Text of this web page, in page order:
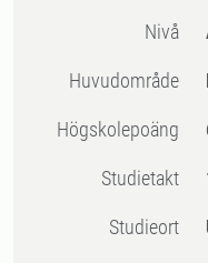
Nivå
Huvudområde
högskolepoäng
Studietakt
Studieort